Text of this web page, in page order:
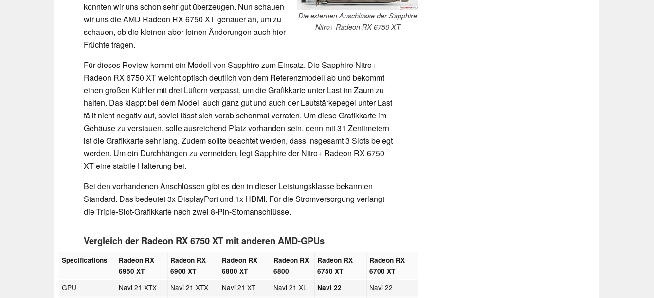
Die externen Anschlüsse der Sapphire
Nitro+ Radeon RX 6750 XT
konnten wir uns schon sehr gut überzeugen. Nun schauen
wir uns die AMD Radeon RX 6750 XT genauer an, um zu
schauen, ob die kleinen aber feinen Änderungen auch hier
Früchte tragen.
Für dieses Review kommt ein Modell von Sapphire zum Einsatz. Die Sapphire Nitro+
Radeon RX 6750 XT weicht optisch deutlich von dem Referenzmodell ab und bekommt
einen großen Kühler mit drei Lüftern verpasst, um die Grafikkarte unter Last im Zaum zu
halten. Das klappt bei dem Modell auch ganz gut und auch der Lautstärkepegel unter Last
fällt nicht negativ auf, soviel lässt sich vorab schonmal verraten. Um diese Grafikkarte im
Gehäuse zu verstauen, solle ausreichend Platz vorhanden sein, denn mit 31 Zentimetern
ist die Grafikkarte sehr lang. Zudem sollte beachtet werden, dass insgesamt 3 Slots belegt
werden. Um ein Durchhängen zu vermeiden, legt Sapphire der Nitro+ Radeon RX 6750
XT eine stabile Halterung bei.
Bei den vorhandenen Anschlüssen gibt es den in dieser Leistungsklasse bekannten
Standard. Das bedeutet 3x DisplayPort und 1x HDMI. Für die Stromversorgung verlangt
die Triple-Slot-Grafikkarte nach zwei 8-Pin-Stomanschlüsse.
Vergleich der Radeon RX 6750 XT mit anderen AMD-GPUs
Specifications
Radeon RX
6950 XT
Radeon RX
6900 XT
Radeon RX
6800 XT
Radeon RX
6800
Radeon RX
6750 XT
Radeon RX
6700 XT
GPU Navi 21 XTX Navi 21 XTX Navi 21 XT Navi 21 XL Navi 22
Navi 22